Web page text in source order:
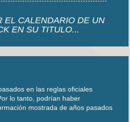
EL CALENDARIO DE UN
EN SU TITULO...
en las reglas oficiales
lo tanto, podrían haber
mostrada de años pasados